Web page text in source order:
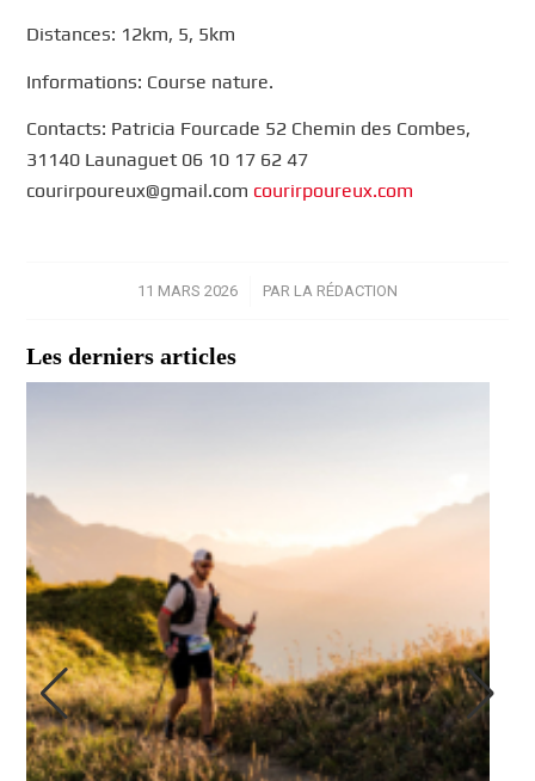
Distances: 12km, 5, 5km
Informations: Course nature.
Contacts: Patricia Fourcade 52 Chemin des Combes,
31140 Launaguet 06 10 17 62 47
courirpoureux@gmail.com courirpoureux.com
11 MARS 2026
/ PAR LA RÉDACTION
Les derniers articles